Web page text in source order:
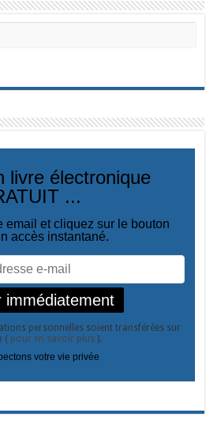
livre électronique
...
email et cliquez sur le bouton
accès instantané.
personnelles soient transférées sur
( pour en savoir plus).
votre vie privée